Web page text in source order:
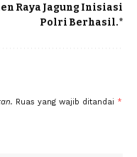
Raya Jagung Inisiasi
Polri Berhasil.*
Ruas yang wajib ditandai *